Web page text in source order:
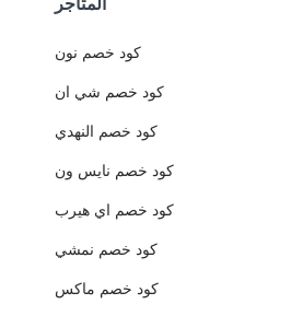
كود خصم نون
كود خصم شي ان
كود خصم النهدي
كود خصم نايس ون
كود خصم اي هيرب
كود خصم نمشي
كود خصم ماكس